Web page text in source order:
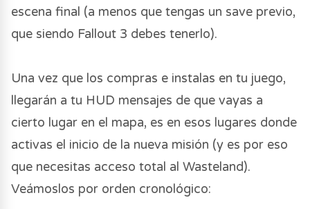
escena final (a menos que tengas un save previo,
que siendo Fallout 3 debes tenerlo).
Una vez que los compras e instalas en tu juego,
llegarán a tu HUD mensajes de que vayas a
cierto lugar en el mapa, es en esos lugares donde
activas el inicio de la nueva misión (y es por eso
que necesitas acceso total al Wasteland).
Veámoslos por orden cronológico: